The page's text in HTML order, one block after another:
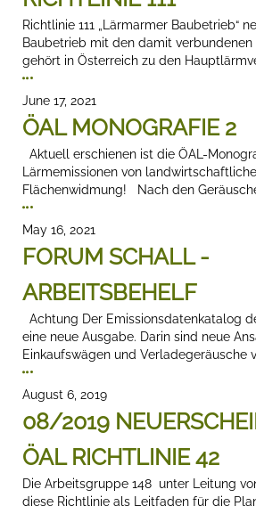
Richtlinie 111 „Lärmarmer Baubetrieb“
Baubetrieb mit den damit
gehört in Österreich zu den
June 17, 2021
ÖAL MONOGRAFIE 2
Aktuell erschienen ist die ÖAL-
Lärmemissionen von
Flächenwidmung! Nach den
May 16, 2021
FORUM SCHALL -
ARBEITSBEHELF
Achtung Der Emissionsdatenkatalog
eine neue Ausgabe. Darin sind neue
Einkaufswägen und Verladegeräusche
August 6, 2019
08/2019
ÖAL RICHTLINIE 42
Die Arbeitsgruppe 148 unter Leitung
diese Richtlinie als Leitfaden für die